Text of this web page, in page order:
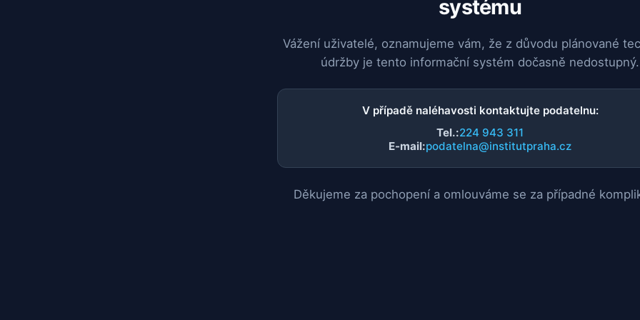
systému
Vážení uživatelé, oznamujeme vám, že z důvodu plánované
údržby je tento informační systém dočasně nedostupný.
V případě naléhavosti kontaktujte podatelnu:
Tel.:224 943 311
E-mail:podatelna@institutpraha.cz
Děkujeme za pochopení a omlouváme se za případné